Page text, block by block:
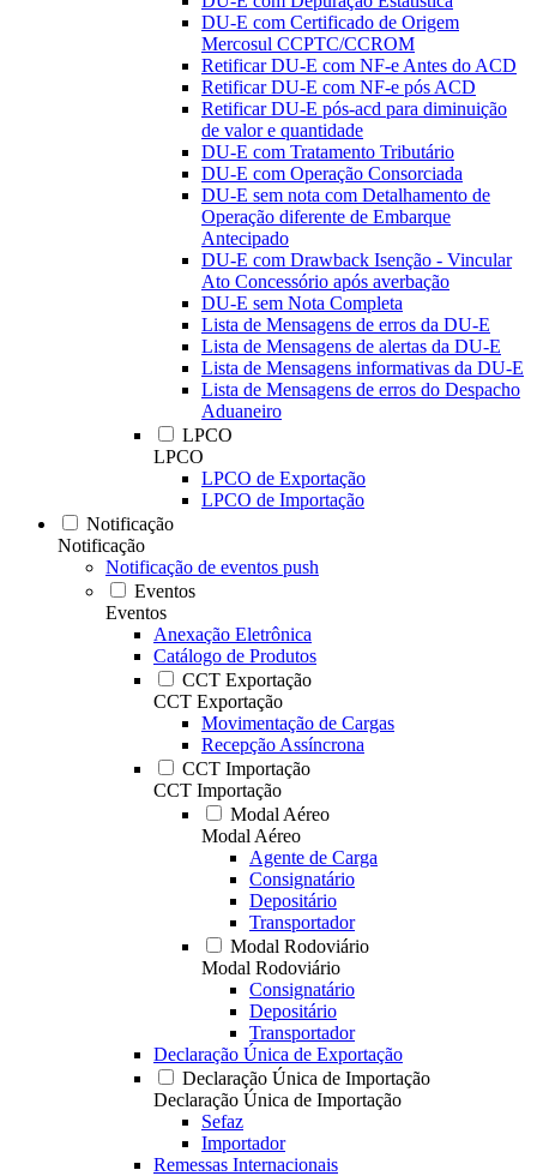
DU-E com Certificado de Origem
Mercosul CCPTC/CCROM
Retificar DU-E com NF-e Antes do ACD
Retificar DU-E com NF-e pós ACD
Retificar DU-E pós-acd para diminuição
de valor e quantidade
DU-E com Tratamento Tributário
DU-E com Operação Consorciada
DU-E sem nota com Detalhamento de
Operação diferente de Embarque
Antecipado
DU-E com Drawback Isenção - Vincular
Ato Concessório após averbação
DU-E sem Nota Completa
Lista de Mensagens de erros da DU-E
Lista de Mensagens de alertas da DU-E
Lista de Mensagens informativas da DU-E
Lista de Mensagens de erros do Despacho
Aduaneiro
LPCO
LPCO
LPCO de Exportação
LPCO de Importação
Notificação
Notificação
Notificação de eventos push
Eventos
Eventos
Anexação Eletrônica
Catálogo de Produtos
CCT Exportação
CCT Exportação
Movimentação de Cargas
Recepção Assíncrona
CCT Importação
CCT Importação
Modal Aéreo
Modal Aéreo
Agente de Carga
Consignatário
Depositário
Transportador
Modal Rodoviário
Modal Rodoviário
Consignatário
Depositário
Transportador
Declaração Única de Exportação
Declaração Única de Importação
Declaração Única de Importação
Sefaz
Importador
Remessas Internacionais